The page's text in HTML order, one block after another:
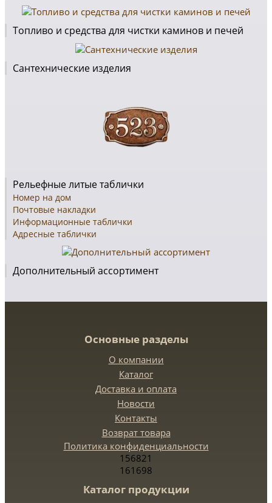
Топливо и средства для чистки каминов и печей
Сантехнические изделия
Рельефные литые таблички
Номер на дом
Почтовые накладки
Информационные таблички
Адресные таблички
Дополнительный ассортимент
Основные разделы
О компании
Каталог
Доставка и оплата
Новости
Контакты
Возврат товара
Политика конфиденциальности
156821
161698
Каталог продукции